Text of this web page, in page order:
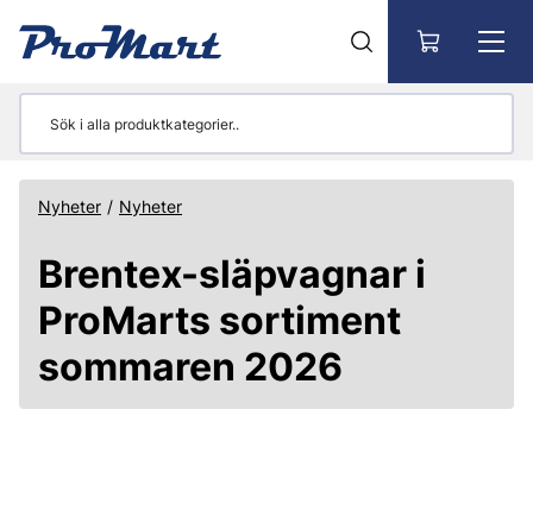
Nyheter / Nyheter
Brentex-släpvagnar i
ProMarts sortiment
sommaren 2026